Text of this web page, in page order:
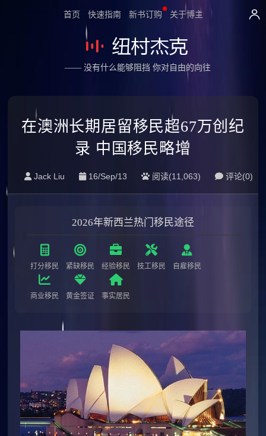
首页 快速指南 新书订购 关于博主
—— 没有什么能够阻挡 你对自由的向往
在澳洲长期居留移民超67万创纪
录 中国移民略增
Jack Liu 16/Sep/13 阅读(11,063) 评论(0)
2026年新西兰热门移民途径
打分移民 紧缺移民 经验移民 技工移民 自雇移民
商业移民 黄金签证 事实居民